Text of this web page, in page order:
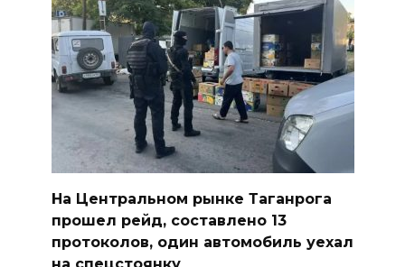
На Центральном рынке Таганрога
прошел рейд, составлено 13
протоколов, один автомобиль уехал
на спецстоянку